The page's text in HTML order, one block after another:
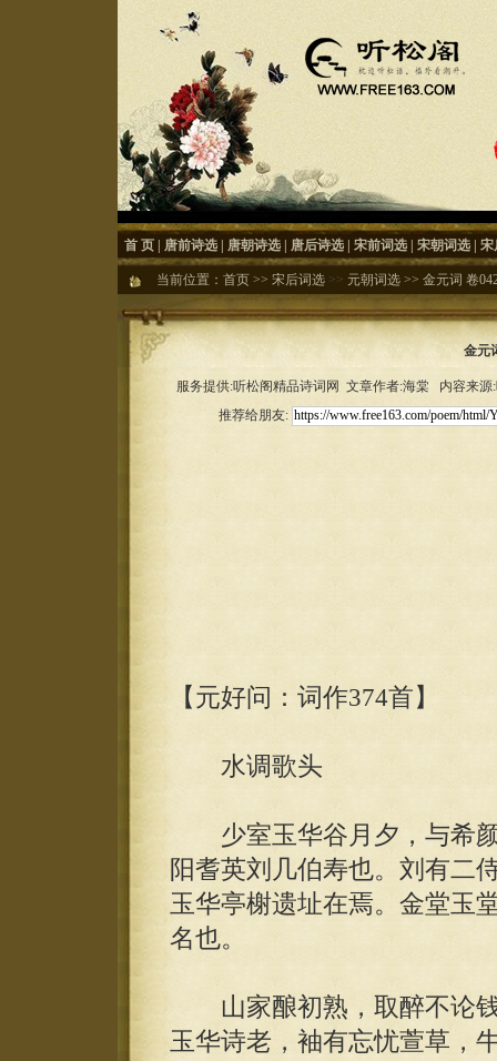
首 页 唐前诗选 唐朝诗选 唐后诗选 宋前词选 宋朝词选 宋
当前位置： 首页 >> 宋后词选 >> 元朝词选 >> 金元词 卷
金元
服务提供:听松阁精品诗词网 文章作者:海棠 内容来
推荐给朋友:
【元好问：词作374首】
水调歌头
少室玉华谷月夕，与希颜
阳耆英刘几伯寿也。刘有二
玉华亭榭遗址在焉。金堂玉
名也。
山家酿初熟，取醉不论钱
玉华诗老，袖有忘忧萱草，